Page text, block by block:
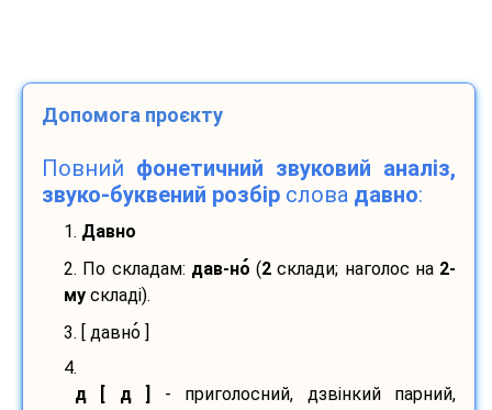
Допомога проєкту
Повний фонетичний звуковий аналіз,
звуко-буквений розбір слова давно:
1. Давно
2. По складам: дав-но (2 склади; наголос на 2-
му складі).
3. [ давно
4.
д [ д ]
- приголосний, дзвінкий парний,